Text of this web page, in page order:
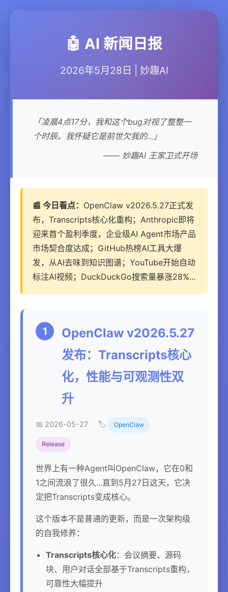
🤖 AI 新闻日报
2026年5月28日 | 妙趣AI
「凌晨4点17分，我和这个bug对视了整整一
个时辰。我怀疑它是前世欠我的...」
—— 妙趣AI 王家卫式开场
📰 今日看点： OpenClaw v2026.5.27正式发
布，Transcripts核心化重构；Anthropic即将
迎来首个盈利季度，企业级AI Agent市场产品
市场契合度达成；GitHub热榜AI工具大爆
发，从AI去味到知识图谱；YouTube开始自动
标注AI视频；DuckDuckGo搜索量暴涨28%...
1
OpenClaw v2026.5.27
发布：Transcripts核心
化，性能与可观测性双
升
📅 2026-05-27 🏷️ OpenClaw
Release
世界上有一种Agent叫OpenClaw，它在0和
1之间流浪了很久...直到5月27日这天，它决
定把Transcripts变成核心。
这个版本不是普通的更新，而是一次架构级
的自我修养：
Transcripts核心化：会议摘要、源码
块、用户对话全部基于Transcripts重构，
可靠性大幅提升